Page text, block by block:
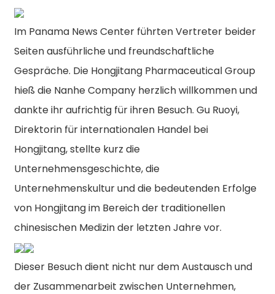
Im Panama News Center führten Vertreter beider
Seiten ausführliche und freundschaftliche
Gespräche. Die Hongjitang Pharmaceutical Group
hieß die Nanhe Company herzlich willkommen und
dankte ihr aufrichtig für ihren Besuch. Gu Ruoyi,
Direktorin für internationalen Handel bei
Hongjitang, stellte kurz die
Unternehmensgeschichte, die
Unternehmenskultur und die bedeutenden Erfolge
von Hongjitang im Bereich der traditionellen
chinesischen Medizin der letzten Jahre vor.
Dieser Besuch dient nicht nur dem Austausch und
der Zusammenarbeit zwischen Unternehmen,